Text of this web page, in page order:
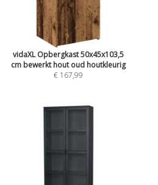
vidaXL Opbergkast 50x45x103,5
cm bewerkt hout oud houtkleurig
€ 167,99